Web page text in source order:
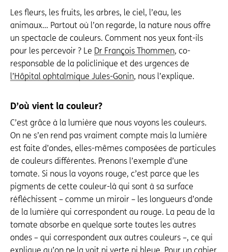
Les fleurs, les fruits, les arbres, le ciel, l’eau, les
animaux… Partout où l’on regarde, la nature nous offre
un spectacle de couleurs. Comment nos yeux font-ils
pour les percevoir ? Le Dr François Thommen, co-
responsable de la policlinique et des urgences de
l’Hôpital ophtalmique Jules-Gonin, nous l’explique.
D’où vient la couleur?
C’est grâce à la lumière que nous voyons les couleurs.
On ne s’en rend pas vraiment compte mais la lumière
est faite d’ondes, elles-mêmes composées de particules
de couleurs différentes. Prenons l’exemple d’une
tomate. Si nous la voyons rouge, c’est parce que les
pigments de cette couleur-là qui sont à sa surface
réfléchissent – comme un miroir – les longueurs d’onde
de la lumière qui correspondent au rouge. La peau de la
tomate absorbe en quelque sorte toutes les autres
ondes – qui correspondent aux autres couleurs –, ce qui
explique qu’on ne la voit ni verte ni bleue. Pour un cahier